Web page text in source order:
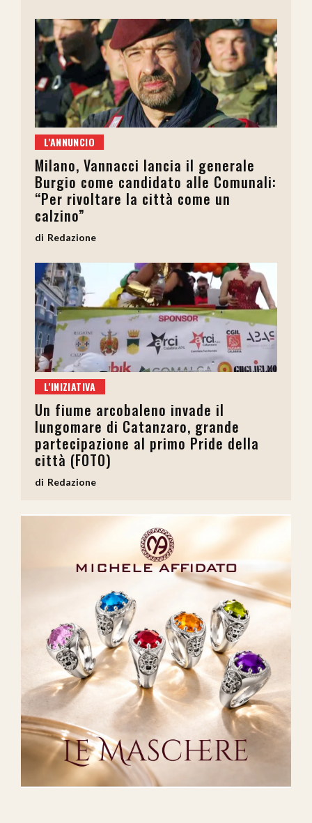
L'ANNUNCIO
Milano, Vannacci lancia il generale
Burgio come candidato alle Comunali:
“Per rivoltare la città come un
calzino”
Redazione
L'INIZIATIVA
Un fiume arcobaleno invade il
lungomare di Catanzaro, grande
partecipazione al primo Pride della
città (FOTO)
Redazione